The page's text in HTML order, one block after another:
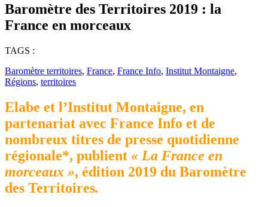
Baromètre des Territoires 2019 : la
France en morceaux
TAGS :
Baromètre territoires, France, France Info, Institut Montaigne,
Régions, territoires
Elabe et l’Institut Montaigne, en
partenariat avec France Info et de
nombreux titres de presse quotidienne
régionale*, publient « La France en
morceaux », édition 2019 du Baromètre
des Territoires.